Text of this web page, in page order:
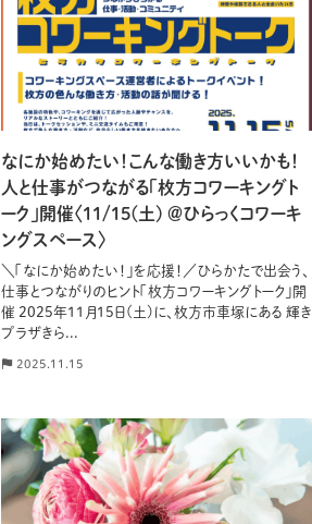
なにか始めたい！こんな働き方いいかも！
人と仕事がつながる「枚方コワーキングト
ーク」開催〈11/15(土) ＠ひらっくコワーキ
ングスペース〉
＼「なにか始めたい！」を応援！／ひらかたで出会う、
仕事とつながりのヒント「枚方コワーキングトーク」開
催 2025年11月15日(土)に、枚方市車塚にある 輝き
プラザきら...
2025.11.15